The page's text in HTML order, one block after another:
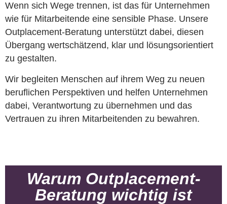
Beratung
Wenn sich Wege trennen, ist das für Unternehmen
wie für Mitarbeitende eine sensible Phase. Unsere
Outplacement-Beratung unterstützt dabei, diesen
Übergang wertschätzend, klar und lösungsorientiert
zu gestalten.
Wir begleiten Menschen auf ihrem Weg zu neuen
beruflichen Perspektiven und helfen Unternehmen
dabei, Verantwortung zu übernehmen und das
Vertrauen zu ihren Mitarbeitenden zu bewahren.
Warum Outplacement-
Beratung wichtig ist